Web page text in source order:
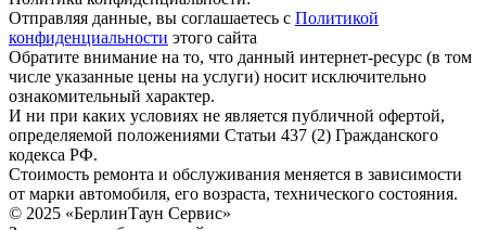
Отправляя данные, вы соглашаетесь с Политикой
конфиденциальности этого сайта
Обратите внимание на то, что данный интернет-ресурс (в том
числе указанные цены на услуги) носит исключительно
ознакомительный характер.
И ни при каких условиях не является публичной офертой,
определяемой положениями Статьи 437 (2) Гражданского
кодекса РФ.
Стоимость ремонта и обслуживания меняется в зависимости
от марки автомобиля, его возраста, технического состояния.
© 2025 «БерлинТаун Сервис»